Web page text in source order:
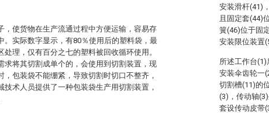
，使货物在生产流通过程中方便运输，容易存
。实际数字显示，有80％使用后的塑料袋，最
理，仅有百分之七的塑料被回收循环使用。
求将其切割成单个的，会使用到切割装置，现
包装袋不能绷紧，导致切割时切口不整齐，
术人员提供了一种包装袋生产用切割装置，
安装滑杆(41)
且固定套(44)
簧(46)位于固
安装限位装置
所述工作台
安装伞齿轮一
切割槽(11)的
(3)，传动轴
套设传动皮带